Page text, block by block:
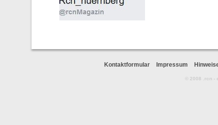
Kontaktformular Impressum
© 2008 .rcn